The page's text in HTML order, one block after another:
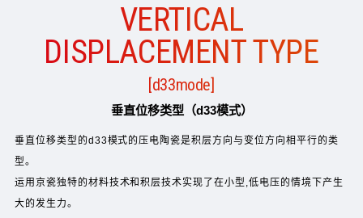
VERTICAL
DISPLACEMENT TYPE
[d33mode]
垂直位移类型（d33模式）
垂直位移类型的d33模式的压电陶瓷是积层方向与变位方向相平行的类
型。
运用京瓷独特的材料技术和积层技术实现了在小型,低电压的情境下产生
大的发生力。